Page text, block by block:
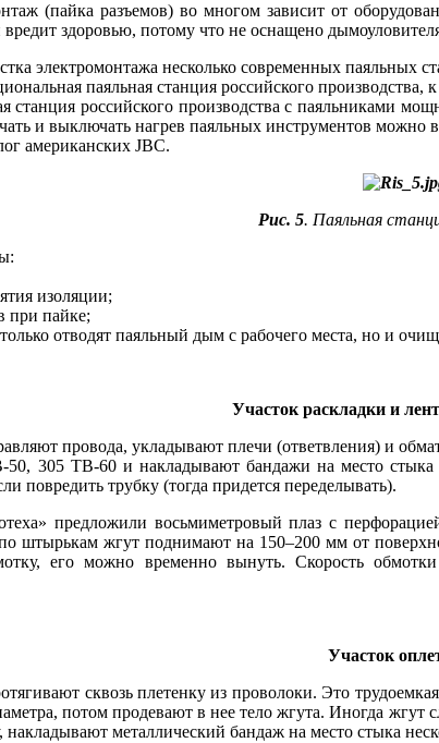
(пайка разъемов) во многом зависит от
здоровью, потому что не оснащено
электромонтажа несколько современных паяльных
паяльная станция российского
станция российского производства с паяльниками
и выключать нагрев паяльных инструментов можно
американских JBC.
Рис. 5. Паяльная
изоляции;
при пайке;
отводят паяльный дым с рабочего места, но и
Участок раскладки и
провода, укладывают плечи (ответвления) и
305 ТВ‑60 и накладывают бандажи на место
повредить трубку (тогда придется переделывать).
предложили восьмиметровый плаз с
штырькам жгут поднимают на 150–200 мм от
его можно временно вынуть. Скорость
Участок
сквозь плетенку из проволоки. Это
потом продевают в нее те­ло жгута. Иногда
накладывают металлический бандаж на место стыка